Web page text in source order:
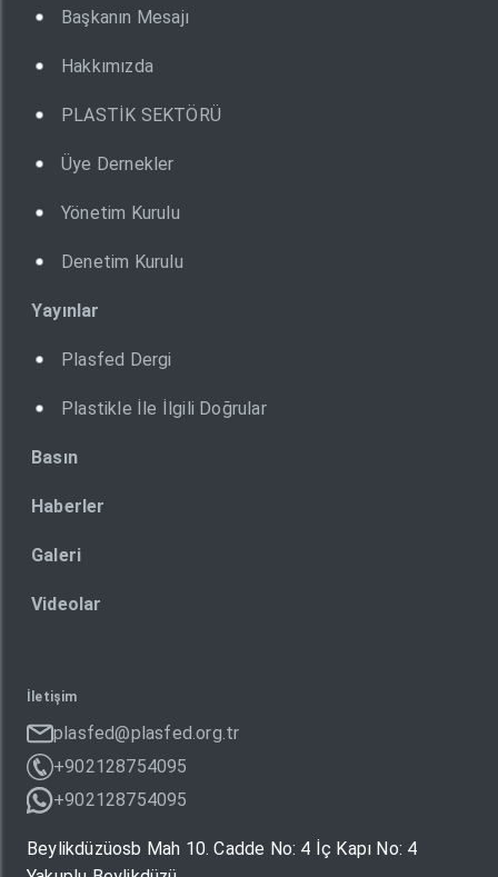
Başkanın Mesajı
Hakkımızda
PLASTİK SEKTÖRÜ
Üye Dernekler
Yönetim Kurulu
Denetim Kurulu
Yayınlar
Plasfed Dergi
Plastikle İle İlgili Doğrular
Basın
Haberler
Galeri
Videolar
İletişim
plasfed@plasfed.org.tr
+902128754095
+902128754095
Beylikdüzüosb Mah 10. Cadde No: 4 İç Kapı No: 4